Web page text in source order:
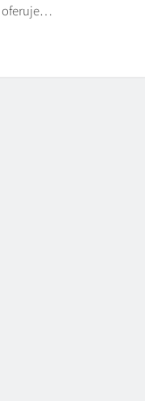
oferuje…